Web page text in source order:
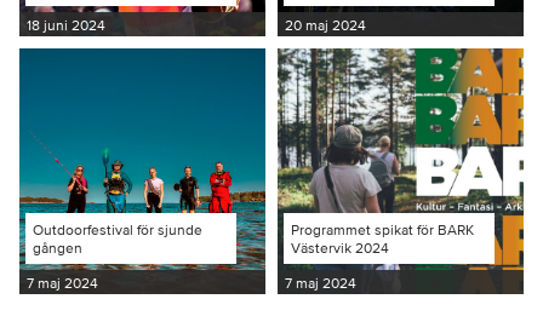
18 juni 2024 20 maj 2024
Outdoorfestival för sjunde
gången
7 maj 2024
Programmet spikat för BARK
Västervik 2024
7 maj 2024